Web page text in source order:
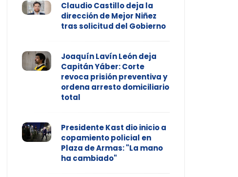
Claudio Castillo deja la
dirección de Mejor Niñez
tras solicitud del Gobierno
Joaquín Lavín León deja
Capitán Yáber: Corte
revoca prisión preventiva y
ordena arresto domiciliario
total
Presidente Kast dio inicio a
copamiento policial en
Plaza de Armas: "La mano
ha cambiado"